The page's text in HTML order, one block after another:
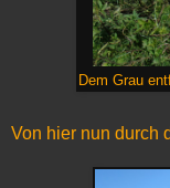
Dem Grau
Von hier nun durch